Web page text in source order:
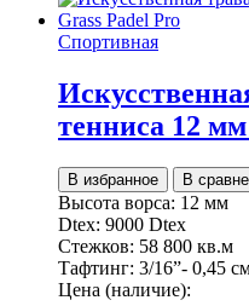
Спортивная
тенниса 12
В избранное В
Высота ворса: 12 мм
Dtex: 9000 Dtex
Стежков: 58 800 кв.м
Тафтинг: 3/16”- 0,45
Цена (наличие):